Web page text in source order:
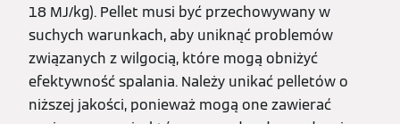
18 MJ/kg). Pellet musi być przechowywany w
suchych warunkach, aby uniknąć problemów
związanych z wilgocią, które mogą obniżyć
efektywność spalania. Należy unikać pelletów o
niższej jakości, ponieważ mogą one zawierać